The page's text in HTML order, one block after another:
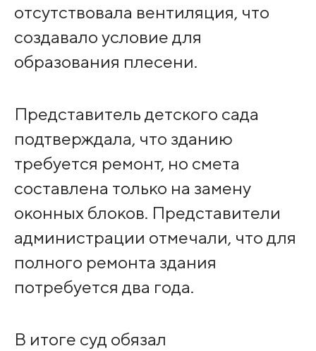
отсутствовала вентиляция, что
создавало условие для
образования плесени.
Представитель детского сада
подтверждала, что зданию
требуется ремонт, но смета
составлена только на замену
оконных блоков. Представители
администрации отмечали, что для
полного ремонта здания
потребуется два года.
В итоге суд обязал